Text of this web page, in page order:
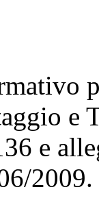
e
e
2009.